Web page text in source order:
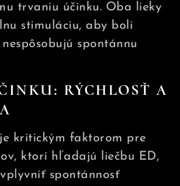
trvaniu účinku. Oba lieky
stimuláciu, aby boli
spontánnu
RÝCHLOSŤ A
kritickým faktorom pre
ktorí hľadajú liečbu ED,
spontánnosť